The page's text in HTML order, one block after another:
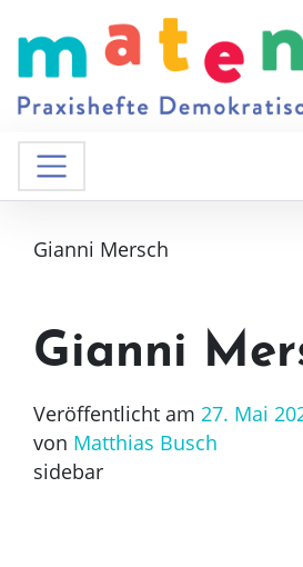
Gianni Mersch
Gianni
Veröffentlicht am 27. Mai
von Matthias Busch
sidebar